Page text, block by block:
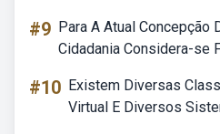
#9 Para A Atual Concepção
Cidadania Considera-se
#10 Existem Diversas
Virtual E Diversos